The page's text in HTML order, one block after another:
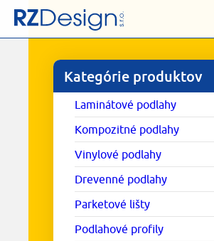
Kategórie produktov
Laminátové podlahy
Kompozitné podlahy
Vinylové podlahy
Drevenné podlahy
Parketové lišty
Podlahové profily